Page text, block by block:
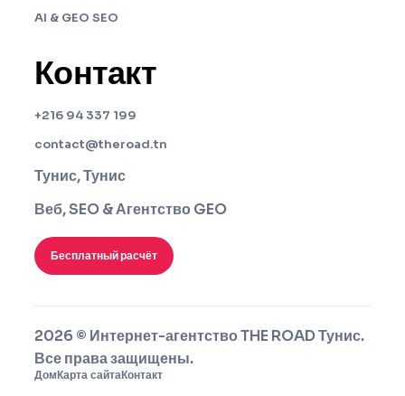
AI & GEO SEO
Контакт
+216 94 337 199
contact@theroad.tn
Тунис, Тунис
Веб, SEO & Агентство GEO
Бесплатный расчёт
2026 © Интернет-агентство THE ROAD Тунис.
Все права защищены.
ДомКарта сайтаКонтакт